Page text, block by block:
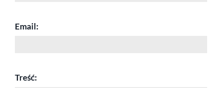
Email:
Treść: